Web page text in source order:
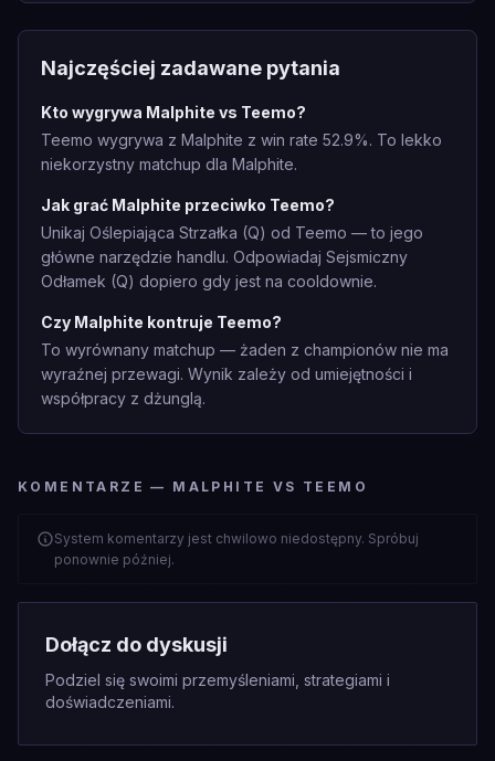
Najczęściej zadawane pytania
Kto wygrywa Malphite vs Teemo?
Teemo wygrywa z Malphite z win rate 52.9%. To lekko
niekorzystny matchup dla Malphite.
Jak grać Malphite przeciwko Teemo?
Unikaj Oślepiająca Strzałka (Q) od Teemo — to jego
główne narzędzie handlu. Odpowiadaj Sejsmiczny
Odłamek (Q) dopiero gdy jest na cooldownie.
Czy Malphite kontruje Teemo?
To wyrównany matchup — żaden z championów nie ma
wyraźnej przewagi. Wynik zależy od umiejętności i
współpracy z dżunglą.
KOMENTARZE — MALPHITE VS TEEMO
System komentarzy jest chwilowo niedostępny. Spróbuj
ponownie później.
Dołącz do dyskusji
Podziel się swoimi przemyśleniami, strategiami i
doświadczeniami.